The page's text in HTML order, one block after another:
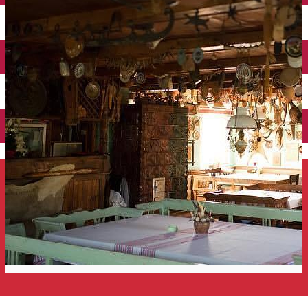
English
Închirieri auto
Închirieri de biciclete